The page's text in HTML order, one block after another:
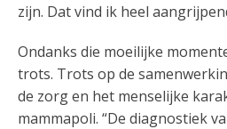
zijn. Dat vind ik heel
Ondanks die moeilijke
trots. Trots op de
de zorg en het menselijke
mammapoli. “De diagnostiek